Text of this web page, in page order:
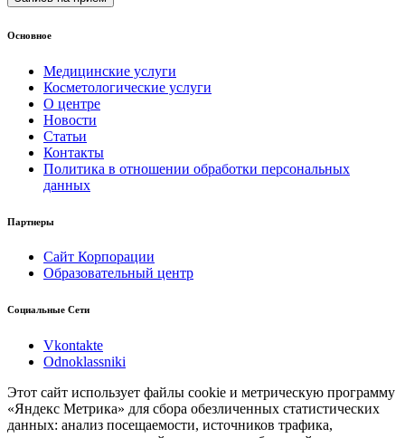
Основное
Медицинские услуги
Косметологические услуги
О центре
Новости
Статьи
Контакты
Политика в отношении обработки персональных
данных
Партнеры
Сайт Корпорации
Образовательный центр
Социальные Сети
Vkontakte
Odnoklassniki
Этот сайт использует файлы cookie и метрическую программу
«Яндекс Метрика» для сбора обезличенных статистических
данных: анализ посещаемости, источников трафика,